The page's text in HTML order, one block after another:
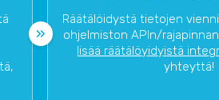
Räätälöidystä tietojen
ohjelmiston APIn/
lisää räätälöyidyistä
yhteyttä!